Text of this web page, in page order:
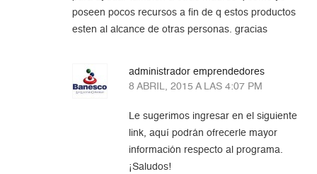
poseen pocos recursos a fin de q estos productos
esten al alcance de otras personas. gracias
administrador emprendedores
8 ABRIL, 2015 A LAS 4:07 PM
Le sugerimos ingresar en el siguiente
link, aquí podrán ofrecerle mayor
información respecto al programa.
¡Saludos!